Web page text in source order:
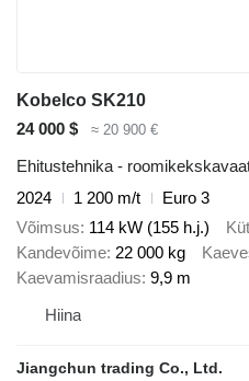
Kobelco SK210
24 000 $
≈ 20 900 €
Ehitustehnika -
2024
1 200 m/t
Euro 3
Võimsus 114 kW (155 h.j.)
Kandevõime 22 000 kg
Kaevamisraadius 9,9 m
Hiina
Jiangchun trading Co., Ltd.